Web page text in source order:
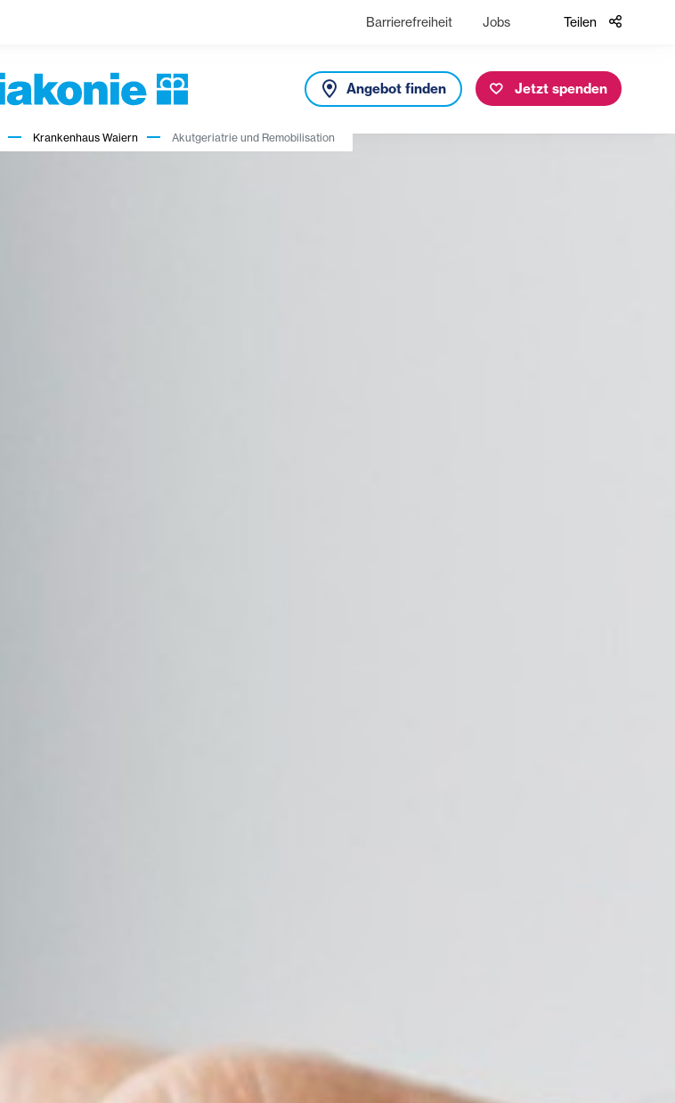
Barrierefreiheit Jobs Teilen
Angebot finden Jetzt spenden
Krankenhaus Waiern Akutgeriatrie und Remobilisation